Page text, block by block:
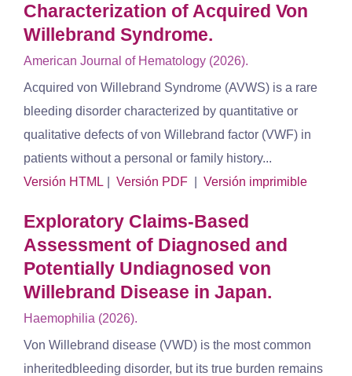
Characterization of Acquired Von
Willebrand Syndrome.
American Journal of Hematology (2026).
Acquired von Willebrand Syndrome (AVWS) is a rare
bleeding disorder characterized by quantitative or
qualitative defects of von Willebrand factor (VWF) in
patients without a personal or family history...
Versión HTML
Versión PDF Versión imprimible
Exploratory Claims-Based
Assessment of Diagnosed and
Potentially Undiagnosed von
Willebrand Disease in Japan.
Haemophilia (2026).
Von Willebrand disease (VWD) is the most common
inheritedbleeding disorder, but its true burden remains